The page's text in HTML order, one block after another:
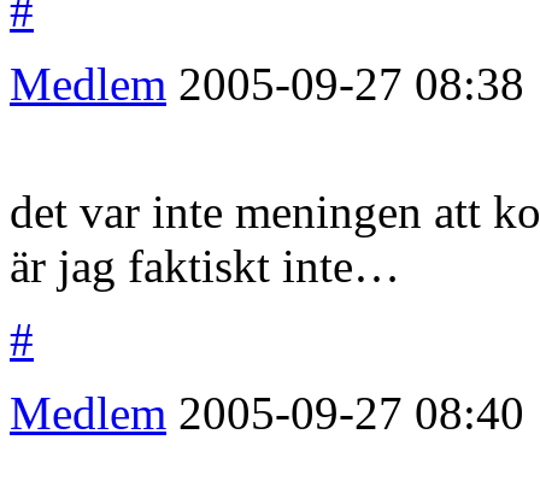
#
Medlem 2005-09-27 08:38
det var inte meningen att
är jag faktiskt inte…
#
Medlem 2005-09-27 08:40